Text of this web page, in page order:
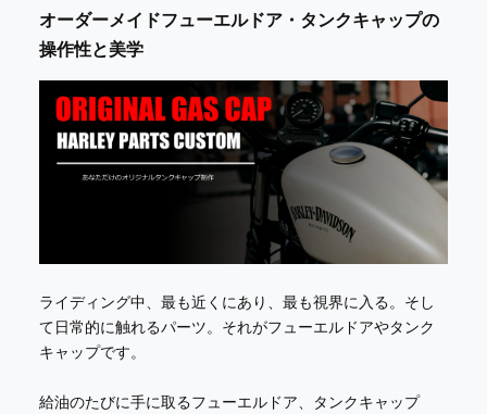
オーダーメイドフューエルドア・タンクキャップの
操作性と美学
ライディング中、最も近くにあり、最も視界に入る。そし
て日常的に触れるパーツ。それがフューエルドアやタンク
キャップです。
給油のたびに手に取るフューエルドア、タンクキャップ